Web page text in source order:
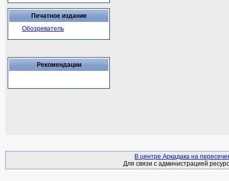
Печатное издание
Обозреватель
Рекомендации
В центре Аркадака на
Для связи с администрацией